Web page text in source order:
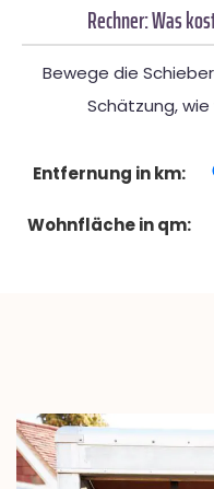
Rechner: Was
Bewege die
Schätzung,
Entfernung in km:
Wohnfläche in qm: